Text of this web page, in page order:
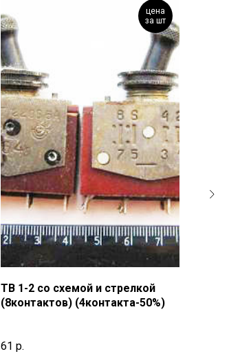
цена
за шт
ТВ 1-2 со схемой и стрелкой
(8контактов) (4контакта-50%)
61 р.